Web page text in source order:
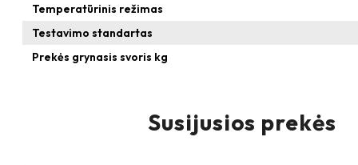
Temperatūrinis režimas
Testavimo standartas
Prekės grynasis svoris kg
Susijusios prekės